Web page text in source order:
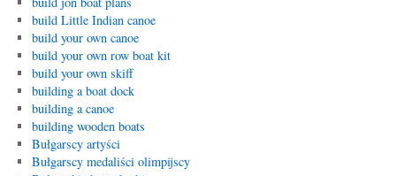
build Little Indian canoe
build your own canoe
build your own row boat kit
build your own skiff
building a boat dock
building a canoe
building wooden boats
Bułgarscy artyści
Bułgarscy medaliści olimpijscy